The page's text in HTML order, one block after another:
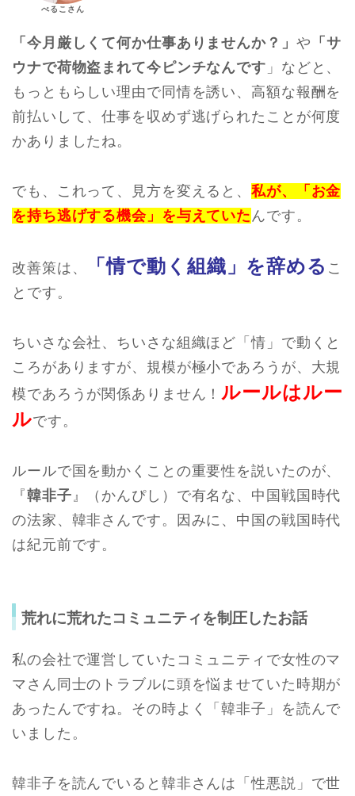
べるこさん
「今月厳しくて何か仕事ありませんか？」 や 「サ
ウナで荷物盗まれて今ピンチなんです 」などと、
もっともらしい理由で同情を誘い、高額な報酬を
前払いして、仕事を収めず逃げられたことが何度
かありましたね。
でも、これって、見方を変えると、私が、「お金
を持ち逃げする機会」を与えていた んです。
改善策は、 「情で動く組織」を辞める こ
とです。
ちいさな会社、ちいさな組織ほど「情」で動くと
ころがありますが、規模が極小であろうが、大規
模であろうが関係ありません！ルールはルー
ルです。
ルールで国を動かくことの重要性を説いたのが、
『韓非子』（かんぴし）で有名な、中国戦国時代
の法家、韓非さんです。因みに、中国の戦国時代
は紀元前です。
荒れに荒れたコミュニティを制圧したお話
私の会社で運営していたコミュニティで女性のマ
マさん同士のトラブルに頭を悩ませていた時期が
あったんですね。その時よく「韓非子」を読んで
いました。
韓非子を読んでいると韓非さんは「性悪説」で世